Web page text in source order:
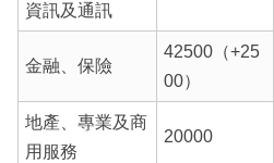
資訊及通訊
金融、保險
42500（+25
00）
地產、專業及商
用服務
20000